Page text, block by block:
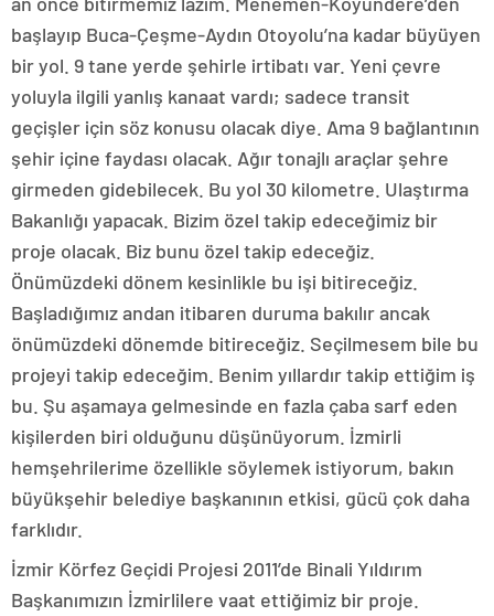
başlayıp Buca-Çeşme-Aydın Otoyolu’na kadar büyüyen
bir yol. 9 tane yerde şehirle irtibatı var. Yeni çevre
yoluyla ilgili yanlış kanaat vardı; sadece transit
geçişler için söz konusu olacak diye. Ama 9 bağlantının
şehir içine faydası olacak. Ağır tonajlı araçlar şehre
girmeden gidebilecek. Bu yol 30 kilometre. Ulaştırma
Bakanlığı yapacak. Bizim özel takip edeceğimiz bir
proje olacak. Biz bunu özel takip edeceğiz.
Önümüzdeki dönem kesinlikle bu işi bitireceğiz.
Başladığımız andan itibaren duruma bakılır ancak
önümüzdeki dönemde bitireceğiz. Seçilmesem bile bu
projeyi takip edeceğim. Benim yıllardır takip ettiğim iş
bu. Şu aşamaya gelmesinde en fazla çaba sarf eden
kişilerden biri olduğunu düşünüyorum. İzmirli
hemşehrilerime özellikle söylemek istiyorum, bakın
büyükşehir belediye başkanının etkisi, gücü çok daha
farklıdır.
İzmir Körfez Geçidi Projesi 2011’de Binali Yıldırım
Başkanımızın İzmirlilere vaat ettiğimiz bir proje.